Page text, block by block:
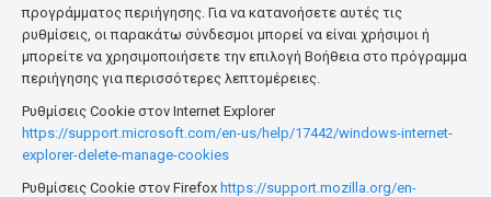
προγράμματος περιήγησης. Για να κατανοήσετε αυτές τις
ρυθμίσεις, οι παρακάτω σύνδεσμοι μπορεί να είναι χρήσιμοι ή
μπορείτε να χρησιμοποιήσετε την επιλογή Βοήθεια στο πρόγραμμα
περιήγησης για περισσότερες λεπτομέρειες.
Ρυθμίσεις Cookie στον Internet Explorer
https://support.microsoft.com/en-us/help/17442/windows-internet-
explorer-delete-manage-cookies
Ρυθμίσεις Cookie στον Firefox https://support.mozilla.org/en-